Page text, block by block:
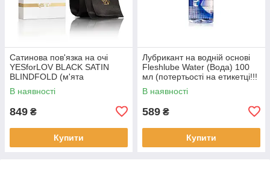
Сатинова пов'язка на очі
YESforLOV BLACK SATIN
BLINDFOLD (м'ята
упаковка!!!!
В наявності
849 ₴
Купити
Лубрикант на водній основі
Fleshlube Water (Вода) 100
мл (потертьості на етикетці!!!
В наявності
589 ₴
Купити